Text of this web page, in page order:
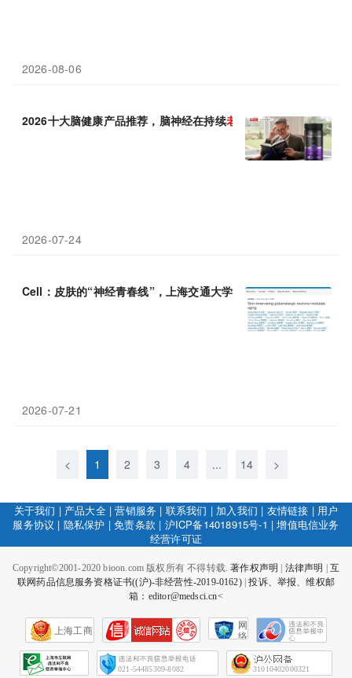
2026-08-06
2026十大脑健康产品推荐，脑神经在持续老化中的自我修护机制解
2026-07-24
Cell：皮肤的“神经青春线”，上海交通大学王宏林团队发现补充谷
2026-07-21
< 1 2 3 4 ... 14 >
关于我们 | 产品大全|营销服务 | 联系我们 | 加入我们 | 友情链接 | 用户
服务协议 | 隐私保护 |免责条款 | 沪ICP备14018915号-1 |增值电信业务
经营许可证
Copyright©2001-2020 bioon.com 版权所有 不得转载.著作权声明 法律声明
互
联网药品信息服务资格证书((沪)-非经营性-2019-0162)|投诉、举报、维权邮
箱：editor@medsci.cn<
上海工商
网
络
会
征
021-54485309-8082 31010402000321